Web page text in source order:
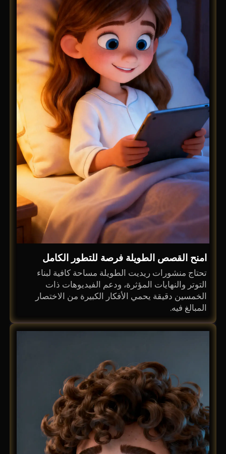
امنح القصص الطويلة فرصة للتطور الكامل
تحتاج منشورات ريديت الطويلة مساحة كافية لبناء
التوتر والنهايات المؤثرة، ودعم الفيديوهات ذات
الخمسين دقيقة يحمي الأفكار الكبيرة من الاختصار
المبالغ فيه.